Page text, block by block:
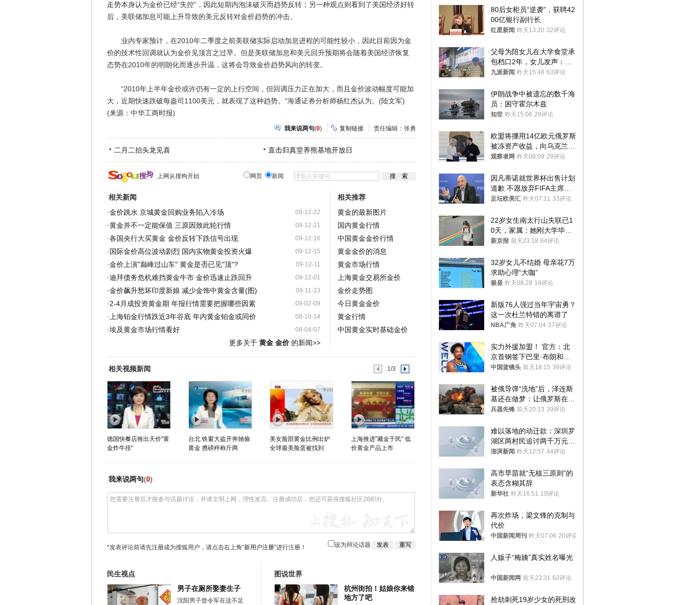
走势本身认为金价已经“失控”，因此短期内泡沫破灭而趋势反转；另一种观点则看到了美国经济好转
后，美联储加息可能上升导致的美元反转对金价趋势的冲击。
业内专家预计，在2010年二季度之前美联储实际启动加息进程的可能性较小，因此目前因为金
价的技术性回调就认为金价见顶言之过早。但是美联储加息和美元回升预期将会随着美国经济恢复
态势在2010年的明朗化而逐步升温，这将会导致金价趋势风向的转变。
“2010年上半年金价或许仍有一定的上行空间，但回调压力正在加大，而且金价波动幅度可能加
大，近期快速跌破每盎司1100美元，就表现了这种趋势。”海通证券分析师杨红杰认为。(陆文军)
(来源：中华工商时报)
我来说两句(0) 复制链接 责任编辑：张勇
二月二抬头龙见喜 直击归真堂养熊基地开放日
上网从搜狗开始 网页 新闻
相关新闻
09-12-22
·金价跳水 京城黄金回购业务陷入冷场
09-12-21
·黄金并不一定能保值 三原因致此轮行情
09-12-16
·各国央行大买黄金 金价反转下跌信号出现
09-12-15
· 国际金价高位波动剧烈 国内实物黄金投资火爆
09-12-11
·金价上演"巅峰过山车" 黄金是否已见"顶"?
09-12-01
·迪拜债务危机难挡黄金牛市 金价迅速止跌回升
09-11-23
·金价飙升愁坏印度新娘 减少金饰中黄金含量(图)
09-02-09
·2-4月成投资黄金期 年报行情需要把握哪些因素
08-10-14
· 上海铂金行情跌近3年谷底 年内黄金铂金或同价
08-04-07
·埃及黄金市场行情看好
更多关于 黄金 金价的新闻>>
相关推荐
黄金的最新图片
国内黄金行情
中国黄金金价行情
黄金金价的消息
黄金市场行情
上海黄金交易所金价
金价走势图
今日黄金金价
黄金行情
中国黄金实时基础金价
相关视频新闻 1/3
德国快餐店推出天价"黄
金炸牛排"
台北 铁窗大盗开奔驰偷
黄金 携磅秤称斤两
美女脸部黄金比例出炉
全球最美脸蛋被找到
上海推进"藏金于民" 低
价黄金产品上市
我来说两句(0)
*发表评论前请先注册成为搜狐用户，请点击右上角“新用户注册”进行注册！ 设为辩论话题
民生视点
男子在厕所娶妻生子
沈阳男子曾令军在这不足
图说世界
杭州街拍！姑娘你来错
地方了吧
80后女柜员“逆袭”，获聘42
00亿银行副行长
红星新闻 昨天13:20 32评论
父母为陪女儿在大学食堂承
包档口2年，女儿发声：初
衷是为了陪伴，毕业后将不
九派新闻 昨天15:48 63评论
伊朗战争中被遗忘的数千海
员：困守霍尔木兹
知世 昨天15:06 29评论
欧盟将挪用14亿欧元俄罗斯
被冻资产收益，向乌克兰提
供援助
观察者网 昨天08:09 29评论
因凡蒂诺就世界杯出售计划
道歉 不愿放弃FIFA主席职
位
足坛欧美汇 昨天07:11 33评论
22岁女生南太行山失联已1
0天，家属：她刚大学毕业
想到山里旅行
新京报 前天23:18 64评论
32岁女儿不结婚 母亲花7万
求助心理“大咖”
极昼 昨天08:29 19评论
新版76人强过当年宇宙勇？
这一次杜兰特错的离谱了
NBA广角 昨天07:04 37评论
实力外援加盟！ 官方：北
京首钢签下巴里·布朗和桑
普森
中国篮镜头 前天18:15 39评论
被俄导弹“洗地”后，泽连斯
基还在做梦：让俄罗斯在冬
季前求和？
兵器先锋 前天20:13 39评论
难以落地的动迁款：深圳罗
湖区两村民追讨两千万元动
迁款八年未果
澎湃新闻 昨天12:57 44评论
高市早苗就“无核三原则”的
表态含糊其辞
新华社 昨天16:51 19评论
再次炸场，梁文锋的克制与
代价
中国新闻周刊 昨天07:06 20评论
人贩子“梅姨”真实姓名曝光
中国新闻网 前天23:31 62评论
抢劫刺死19岁少女的死刑改